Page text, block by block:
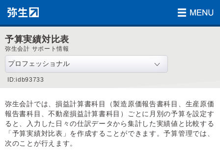
予算実績対比表
弥生会計 サポート情報
ID:idb93733
弥生会計では、損益計算書科目（製造原価報告書科目、生産原価
報告書科目、不動産損益計算書科目）ごとに月別の予算を設定す
ると、入力した日々の仕訳データから集計した実績値と比較する
「予算実績対比表」を作成することができます。予算管理では、
次のことが行えます。